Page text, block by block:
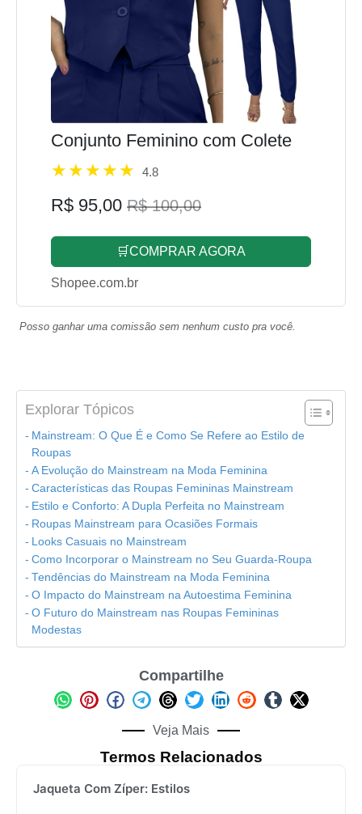
Conjunto Feminino com Colete
4.8
R$ 95,00 R$ 100,00
🛒COMPRAR AGORA
Shopee.com.br
Posso ganhar uma comissão sem nenhum custo pra você.
Explorar Tópicos
Mainstream: O Que É e Como Se Refere ao Estilo de
Roupas
A Evolução do Mainstream na Moda Feminina
Características das Roupas Femininas Mainstream
Estilo e Conforto: A Dupla Perfeita no Mainstream
Roupas Mainstream para Ocasiões Formais
Looks Casuais no Mainstream
Como Incorporar o Mainstream no Seu Guarda-Roupa
Tendências do Mainstream na Moda Feminina
O Impacto do Mainstream na Autoestima Feminina
O Futuro do Mainstream nas Roupas Femininas
Modestas
Compartilhe
Veja Mais
Termos Relacionados
Jaqueta Com Zíper: Estilos